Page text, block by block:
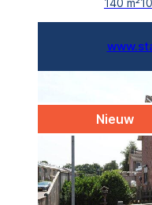
140 m²
Nieuw